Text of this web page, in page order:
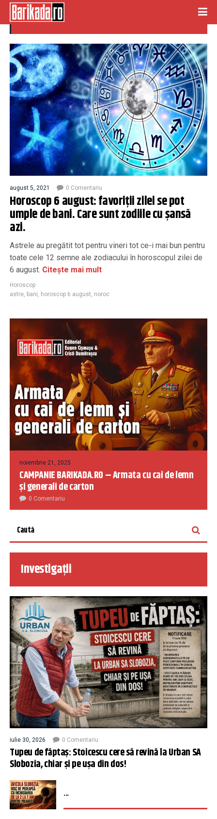
horoscop 6 august
august 5, 2021 0 Comentariu
Horoscop 6 august: favoriții zilei se pot
umple de bani. Care sunt zodiile cu șansă
azi.
Astrele au pregătit tot pentru vineri tot ce-i mai bun pentru
toate cele 12 semne ale zodiacului în horoscopul zilei de
6 august. Citește mai mult
Horoscop
astre, bani, horoscop 6 august, noroc
noiembrie 21, 2025
CAMPANIE BARIKADA.RO – Armata cu cai de lemn
și generali de carton
0 Comentariu
Investigații
iulie 30, 2026 0 Comentariu
Tupeu de făptaș: Stoicescu cere să revină la Urban SA
Slobozia, chiar și pe ușa din dos!
...